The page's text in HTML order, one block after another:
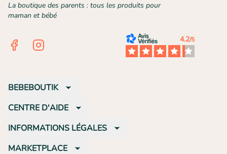
La boutique des parents : tous les produits pour
maman et bébé
FacebookInstagram 4.2/5
BEBEBOUTIK
CENTRE D'AIDE
INFORMATIONS LÉGALES
MARKETPLACE